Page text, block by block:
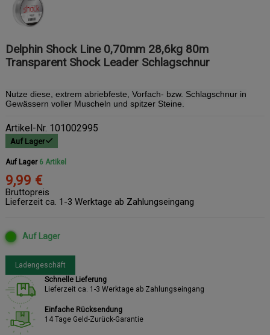
Delphin Shock Line 0,70mm 28,6kg 80m
Transparent Shock Leader Schlagschnur
Nutze diese, extrem abriebfeste, Vorfach- bzw. Schlagschnur in
Gewässern voller Muscheln und spitzer Steine.
Artikel-Nr. 101002995
Auf Lager
Auf Lager 6 Artikel
9,99 €
Bruttopreis
Lieferzeit ca. 1-3 Werktage ab Zahlungseingang
Auf Lager
Ladengeschäft
Schnelle Lieferung
Lieferzeit ca. 1-3 Werktage ab Zahlungseingang
Einfache Rücksendung
14 Tage Geld-Zurück-Garantie